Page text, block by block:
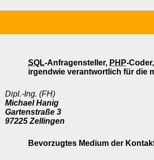
SQL-Anfragensteller, PHP-
irgendwie verantwortlich für die
Dipl.-Ing. (FH)
Michael Hanig
Gartenstraße 3
97225 Zellingen
Bevorzugtes Medium der